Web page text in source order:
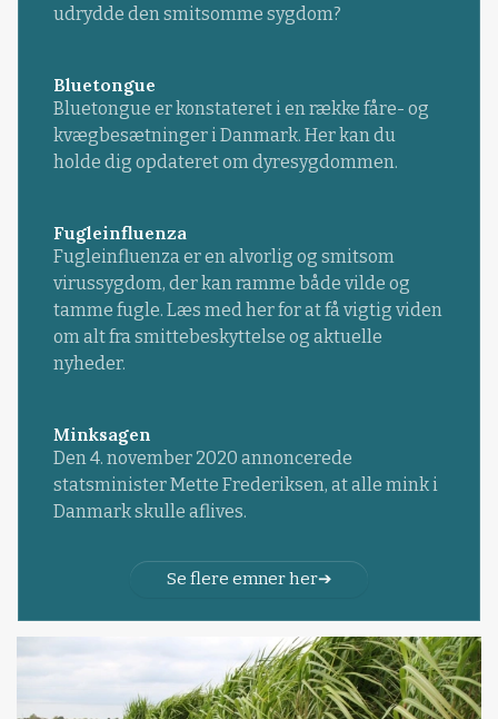
udrydde den smitsomme sygdom?
Bluetongue
Bluetongue er konstateret i en række fåre- og
kvægbesætninger i Danmark. Her kan du
holde dig opdateret om dyresygdommen.
Fugleinfluenza
Fugleinfluenza er en alvorlig og smitsom
virussygdom, der kan ramme både vilde og
tamme fugle. Læs med her for at få vigtig viden
om alt fra smittebeskyttelse og aktuelle
nyheder.
Minksagen
Den 4. november 2020 annoncerede
statsminister Mette Frederiksen, at alle mink i
Danmark skulle aflives.
Se flere emner her